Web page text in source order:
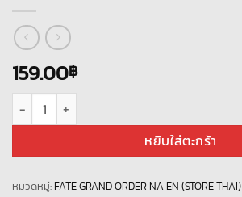
159.00฿
จำนวน FATE/GRAND ORDER - Arjuna ชิ้น
หยิบใส่ตะกร้า
หมวดหมู่: FATE GRAND ORDER NA EN (STORE THAI)